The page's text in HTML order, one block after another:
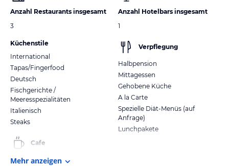
Anzahl Restaurants insgesamt
3
Küchenstile
International
Tapas/Fingerfood
Deutsch
Fischgerichte /
Meeresspezialitäten
Italienisch
Steaks
Cafe
Anzahl Hotelbars insgesamt
1
Verpflegung
Halbpension
Mittagessen
Gehobene Küche
A la Carte
Spezielle Diät-Menüs (auf
Anfrage)
Lunchpakete
Mehr anzeigen